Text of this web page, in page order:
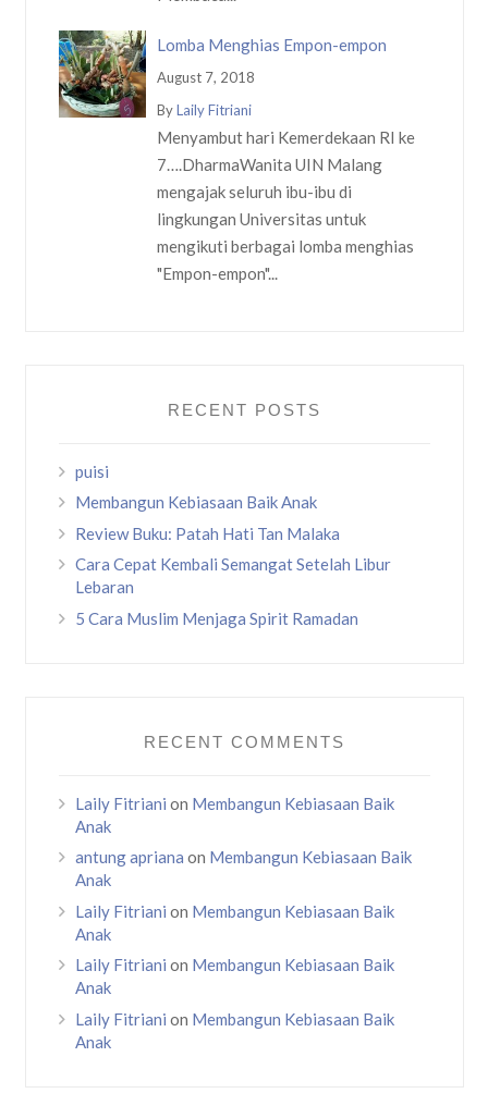
Lomba Menghias Empon-empon
August 7, 2018
ByLaily Fitriani
Menyambut hari Kemerdekaan RI ke
7….DharmaWanita UIN Malang
mengajak seluruh ibu-ibu di
lingkungan Universitas untuk
mengikuti berbagai lomba menghias
"Empon-empon"...
RECENT POSTS
puisi
Membangun Kebiasaan Baik Anak
Review Buku: Patah Hati Tan Malaka
Cara Cepat Kembali Semangat Setelah Libur
Lebaran
5 Cara Muslim Menjaga Spirit Ramadan
RECENT COMMENTS
Laily Fitriani on Membangun Kebiasaan Baik
Anak
antung apriana on Membangun Kebiasaan Baik
Anak
Laily Fitriani on Membangun Kebiasaan Baik
Anak
Laily Fitriani on Membangun Kebiasaan Baik
Anak
Laily Fitriani on Membangun Kebiasaan Baik
Anak